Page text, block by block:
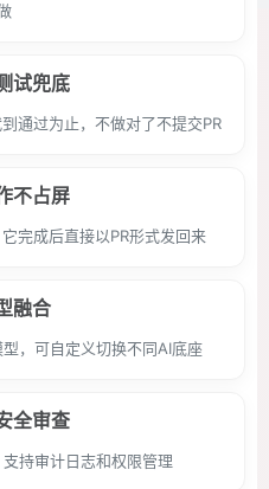
试兜底
通过为止，不做对了不提交PR
不占屏
完成后直接以PR形式发回来
融合
，可自定义切换不同AI底座
全审查
持审计日志和权限管理